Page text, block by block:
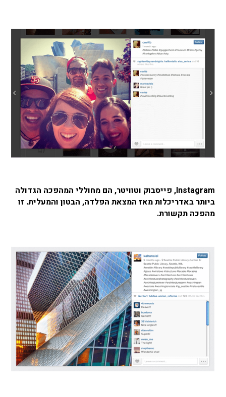
Instagram, פייסבוק וטוויטר, הם מחוללי המהפכה הגדולה
ביותר באדריכלות מאז המצאת הפלדה, הבטון והמעלית. זו
מהפכה תקשורת.